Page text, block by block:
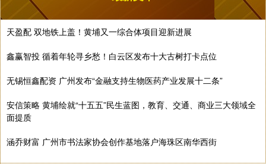
天盈配 双地铁上盖！黄埔又一综合体项目迎新进展
鑫赢智投 循着年轮寻乡愁！白云区发布十大古树打卡点位
无锡恒鑫配资 广州发布“金融支持生物医药产业发展十二条”
安信策略 黄埔绘就“十五五”民生蓝图，教育、交通、商业三大领域全
面提质
涵乔财富 广州市书法家协会创作基地落户海珠区南华西街